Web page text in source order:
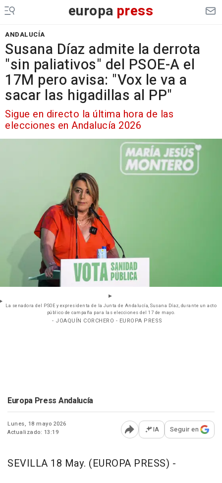
europa press
ANDALUCÍA
Susana Díaz admite la derrota
"sin paliativos" del PSOE-A el
17M pero avisa: "Vox le va a
sacar las higadillas al PP"
Sigue en directo la última hora de las
elecciones en Andalucía 2026
La senadora del PSOE y expresidenta de la Junta de Andalucía, Susana Díaz, durante un acto
público de campaña para las elecciones del 17 de mayo.
- JOAQUÍN CORCHERO - EUROPA PRESS
Europa Press Andalucía
Lunes, 18 mayo 2026
Actualizado: 13:19
Abrir opciones para
IA Seguir en
SEVILLA 18 May. (EUROPA PRESS) -